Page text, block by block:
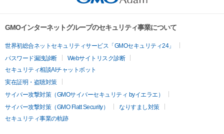
GMOインターネットグループのセキュリティ事業について
世界初総合ネットセキュリティサービス「GMOセキュリティ24」
パスワード漏洩診断
Webサイトリスク診断
セキュリティ相談AIチャットボット
実在証明・盗聴対策
サイバー攻撃対策（GMOサイバーセキュリティ byイエラエ）
サイバー攻撃対策（GMO Flatt Security）
なりすまし対策
セキュリティ事業の軌跡